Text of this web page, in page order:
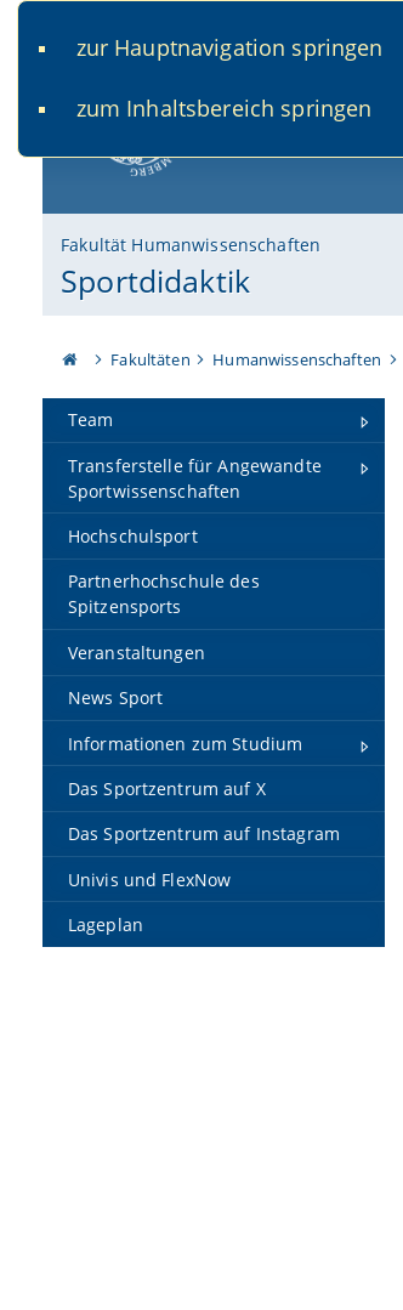
zur Hauptnavigation springen
zum Inhaltsbereich springen
Fakultät Humanwissenschaften
Sportdidaktik
Fakultäten Humanwissenschaften
Team
Transferstelle für Angewandte
Sportwissenschaften
Hochschulsport
Partnerhochschule des
Spitzensports
Veranstaltungen
News Sport
Informationen zum Studium
Das Sportzentrum auf X
Das Sportzentrum auf Instagram
Univis und FlexNow
Lageplan